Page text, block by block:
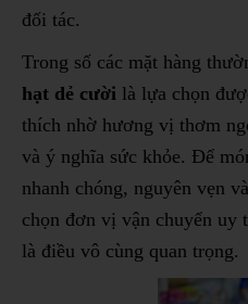
đối tác.
Trong số các mặt hàng
hạt dẻ cười là lựa chọn
thích nhờ hương vị thơm
và ý nghĩa sức khỏe. Để
nhanh chóng, nguyên vẹn
chọn đơn vị vận chuyển uy
là điều vô cùng quan trọng.